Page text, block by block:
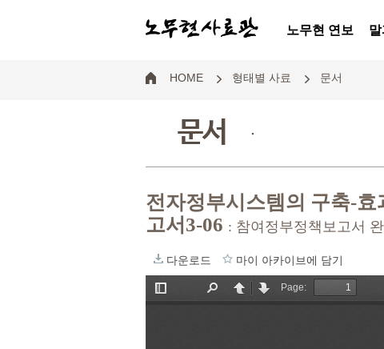
노무현 연보
HOME 형태별 사료 문서
문서 .
전자정부시스템의 구축-
고서3-06 : 참여정부정책보고서
다운로드 마이 아카이브에 담기